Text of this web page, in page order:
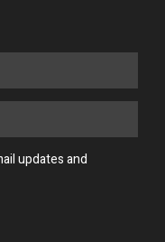
updates and